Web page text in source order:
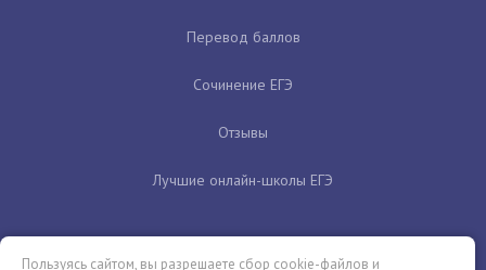
Перевод баллов
Сочинение ЕГЭ
Отзывы
Лучшие онлайн-школы ЕГЭ
Пользуясь сайтом, вы разрешаете сбор cookie-файлов и